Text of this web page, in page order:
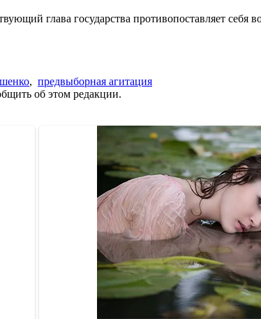
глава государства противопоставляет себя
, предвыборная агитация
об этом редакции.